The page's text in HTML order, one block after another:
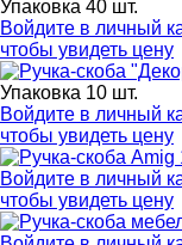
Упаковка 40 шт.
Войдите в личный
чтобы увидеть цену
Упаковка 10 шт.
Войдите в личный
чтобы увидеть цену
Войдите в личный
чтобы увидеть цену